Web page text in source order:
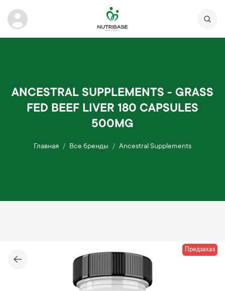
ANCESTRAL SUPPLEMENTS - GRASS
FED BEEF LIVER 180 CAPSULES
500MG
Главная Все бренды Ancestral Supplements
Предзаказ